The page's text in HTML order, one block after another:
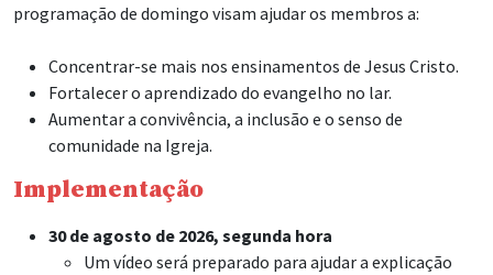
programação de domingo visam ajudar os membros a:
Concentrar-se mais nos ensinamentos de Jesus Cristo.
Fortalecer o aprendizado do evangelho no lar.
Aumentar a convivência, a inclusão e o senso de
comunidade na Igreja.
Implementação
30 de agosto de 2026, segunda hora
Um vídeo será preparado para ajudar a explicação